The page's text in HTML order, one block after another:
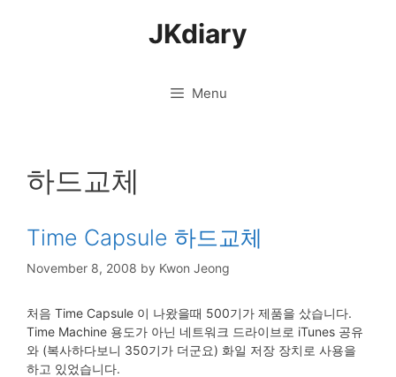
JKdiary
Menu
하드교체
Time Capsule 하드교체
November 8, 2008 by Kwon Jeong
처음 Time Capsule 이 나왔을때 500기가 제품을 샀습니다.
Time Machine 용도가 아닌 네트워크 드라이브로 iTunes 공유
와 (복사하다보니 350기가 더군요) 화일 저장 장치로 사용을
하고 있었습니다.